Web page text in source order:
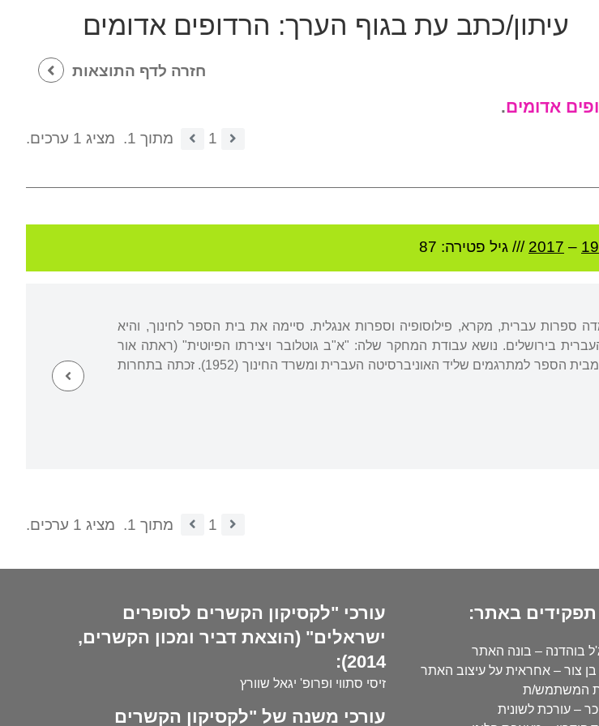
עיתון/כתב עת בגוף הערך: הרדופים אדומים
חזרה לדף התוצאות
אדומים.
1 מתוך 1.
מציג 1 ערכים.
–
2017 /// גיל פטירה: 87
ספרות עברית, מקרא, פילוסופיה וספרות אנגלית. סיימה את בית הספר לחינוך, והיא
בירושלים. נושא עבודת המחקר שלה: "א"ב גוטלובר ויצירתו הפיוטית" (ראתה אור
כספר בשם זה ב-1958). בעלת תעודת מתרגמת מבית הספר למתרגמים שליד האוניברסיטה העברית ומשרד החינוך (1952). זכתה בתחרות
1 מתוך 1. מציג 1 ערכים.
תפקידים באתר:
בוהדנה – בונה האתר
בן צור – אחראית על עיצוב האתר
המשתמש/ת
– עורכת לשונית
עורכי "לקסיקון הקשרים לסופרים
ישראלים" (הוצאת דביר ומכון הקשרים,
2014):
זיסי סתווי ופרופ' יגאל שוורץ
עורכי משנה של "לקסיקון הקשרים